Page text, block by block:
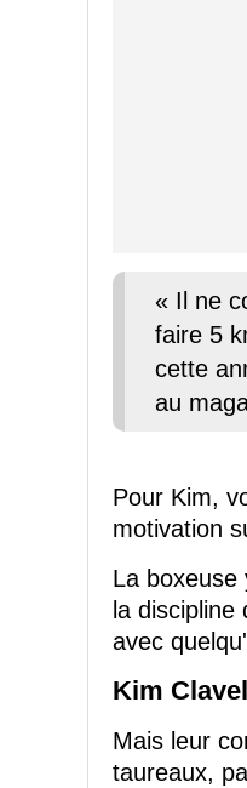
« Il ne
faire 5
cette
au
Pour Kim,
motivation
La boxeuse
la
avec
Kim
Mais leur
taureaux,